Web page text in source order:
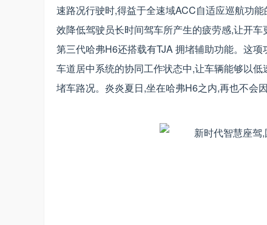
速路况行驶时,得益于全速域ACC自适应巡航功
效降低驾驶员长时间驾车所产生的疲劳感,让开
第三代哈弗H6还搭载有TJA 拥堵辅助功能。这
车道居中系统的协同工作状态中,让车辆能够以
堵车路况。炎炎夏日,坐在哈弗H6之内,再也不会